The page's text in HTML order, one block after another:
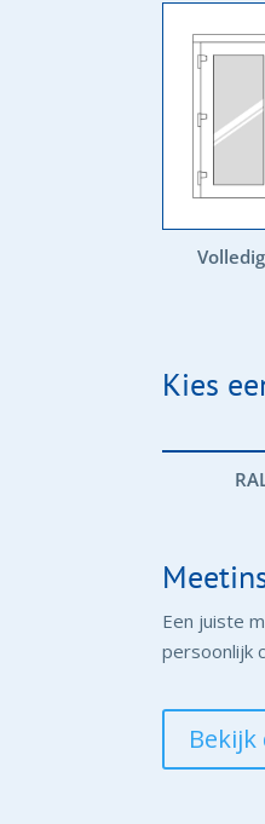
Kies
Een juiste
persoonlijk